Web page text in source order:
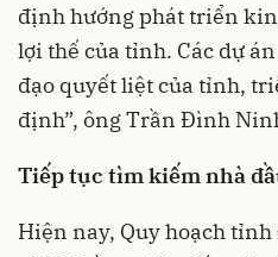
định hướng phát triển
lợi thế của tỉnh. Các dự
đạo quyết liệt của tỉnh,
định”, ông Trần Đình
Tiếp tục tìm kiếm nhà
Hiện nay, Quy hoạch